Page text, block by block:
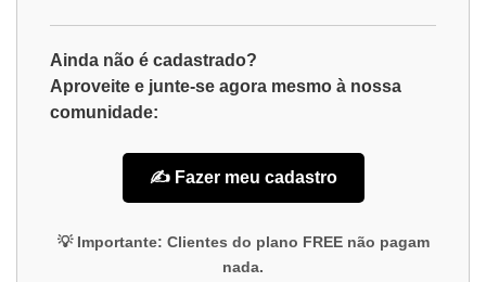
Ainda não é cadastrado?
Aproveite e junte-se agora mesmo à nossa
comunidade:
✍️ Fazer meu cadastro
💡 Importante: Clientes do plano FREEnão pagam
nada.